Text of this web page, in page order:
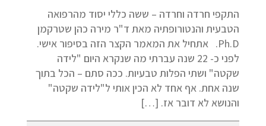
התקפי חרדה וחרדה – ששה כללי יסוד מהרפואה
הטבעית והנטורופתיה מאת ד"ר מירה כהן שטרקמן
Ph.D. אתחיל את המאמר הקצר הזה בסיפור אישי.
לפני כ- 22 שנה עברתי מה שנקרא היום "לידה
שקטה" ושתי הפלות טבעיות. ככה סתם – הכל בתוך
שנה אחת. אף אחד לא הכין אותי ל"לידה שקטה"
והנושא לא דובר אז. […]